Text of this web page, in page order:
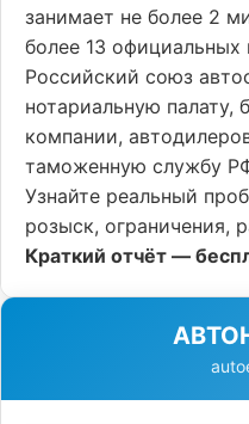
занимает не более 2
более 13
Российский союз
нотариальную палату,
компании,
таможенную службу
Узнайте реальный
розыск, ограничения,
Краткий отчёт —